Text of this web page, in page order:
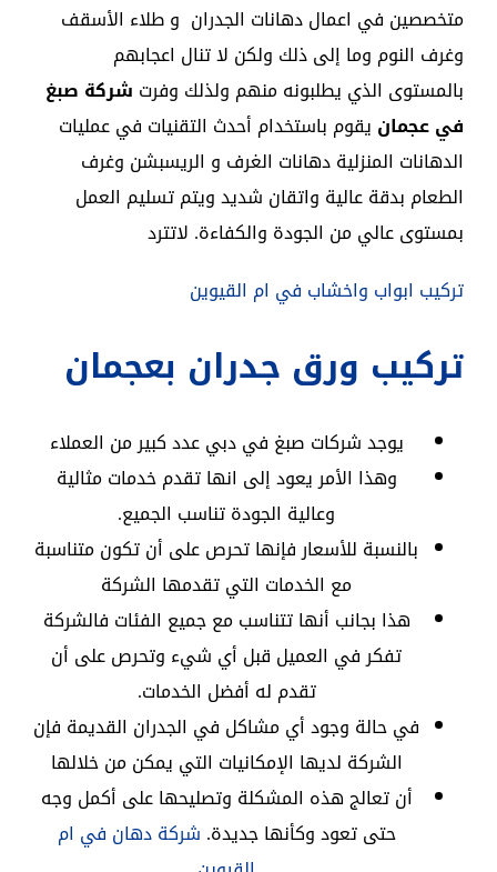
متخصصين في اعمال دهانات الجدران و طلاء الأسقف
وغرف النوم وما إلى ذلك ولكن لا تنال اعجابهم
بالمستوى الذي يطلبونه منهم ولذلك وفرت شركة صبغ
في عجمان يقوم باستخدام أحدث التقنيات في عمليات
الدهانات المنزلية دهانات الغرف و الريسبشن وغرف
الطعام بدقة عالية واتقان شديد ويتم تسليم العمل
بمستوى عالي من الجودة والكفاءة. لاتترد
تركيب ابواب واخشاب في ام القيوين
تركيب ورق جدران بعجمان
يوجد شركات صبغ في دبي عدد كبير من العملاء
وهذا الأمر يعود إلى انها تقدم خدمات مثالية
وعالية الجودة تناسب الجميع.
بالنسبة للأسعار فإنها تحرص على أن تكون متناسبة
مع الخدمات التي تقدمها الشركة
هذا بجانب أنها تتناسب مع جميع الفئات فالشركة
تفكر في العميل قبل أي شيء وتحرص على أن
تقدم له أفضل الخدمات.
في حالة وجود أي مشاكل في الجدران القديمة فإن
الشركة لديها الإمكانيات التي يمكن من خلالها
أن تعالج هذه المشكلة وتصليحها على أكمل وجه
حتى تعود وكأنها جديدة. شركة دهان في ام